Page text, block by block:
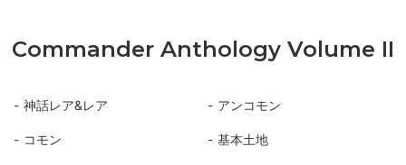
Commander Anthology Volume II
神話レア&レア アンコモン
コモン 基本土地